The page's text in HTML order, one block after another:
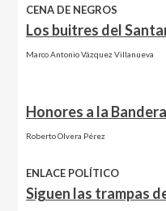
CENA DE NEGROS
Los buitres del
Marco Antonio Vázquez Villanueva
Honores a la
Roberto Olvera Pérez
ENLACE POLÍTICO
Siguen las trampas